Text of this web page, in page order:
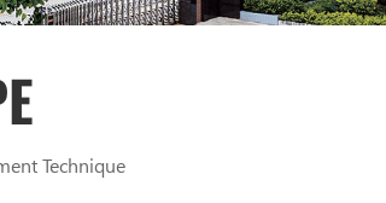
Technique